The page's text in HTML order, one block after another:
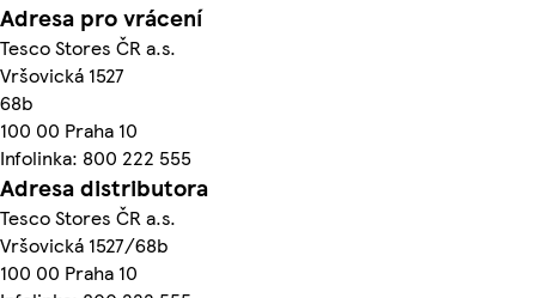
Adresa pro vrácení
Tesco Stores ČR a.s.
Vršovická 1527
68b
100 00 Praha 10
Infolinka: 800 222 555
Adresa distributora
Tesco Stores ČR a.s.
Vršovická 1527/68b
100 00 Praha 10